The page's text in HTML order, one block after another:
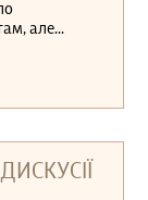
але...